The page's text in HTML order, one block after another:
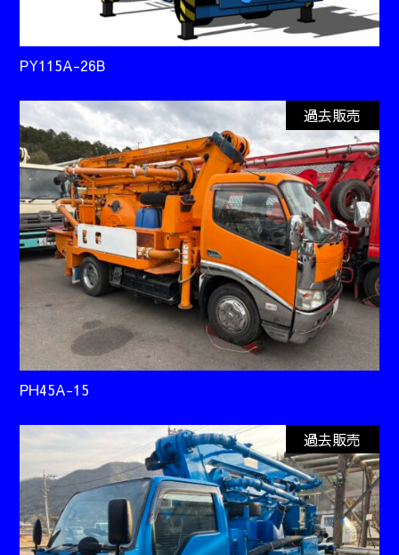
PY115A-26B
過去販売
PH45A-15
過去販売